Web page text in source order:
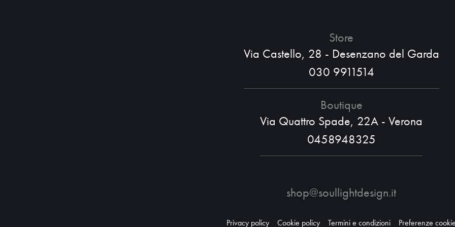
Store
Via Castello, 28 - Desenzano del Garda
030 9911514
Boutique
Via Quattro Spade, 22A - Verona
0458948325
shop@soullightdesign.it
Privacy policy Cookie policy Termini e condizioni Preferenze